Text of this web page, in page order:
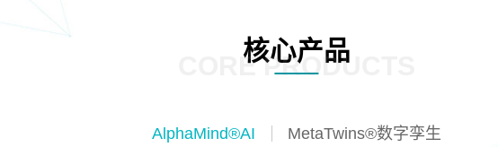
核心产品
CORE PRODUCTS
AlphaMind®AI MetaTwins®数字孪生